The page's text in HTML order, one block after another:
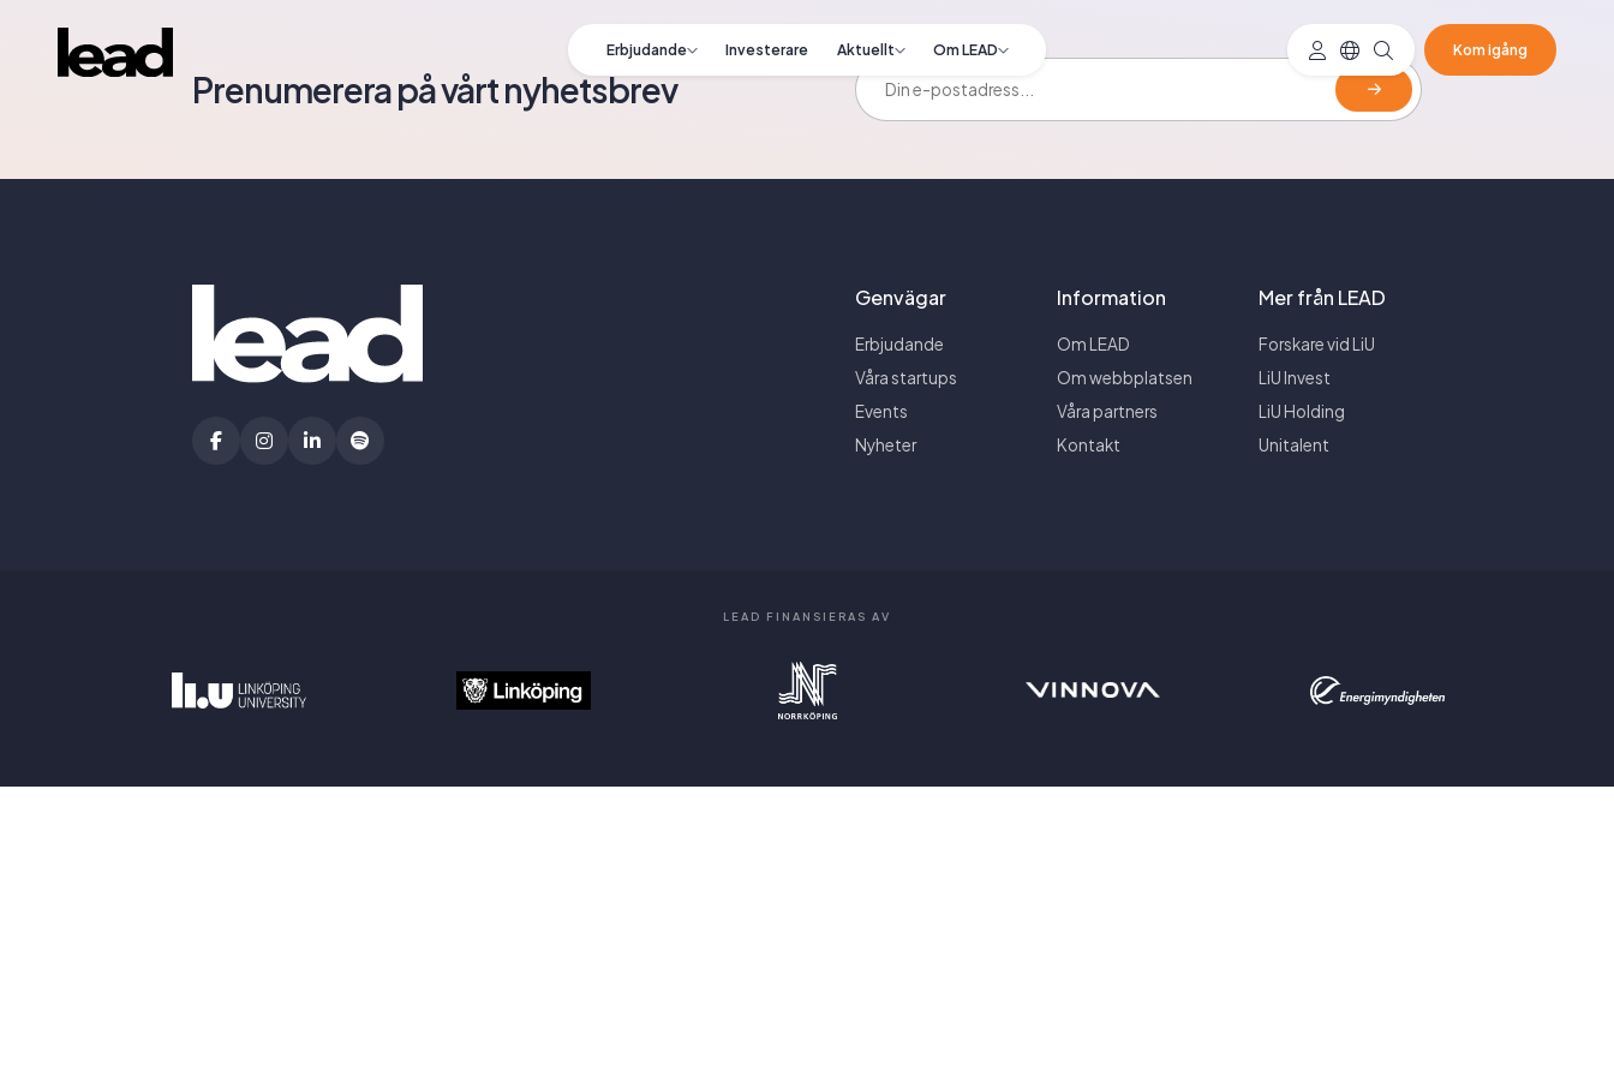
Erbjudande Investerare Aktuellt Om LEAD Kom igång
Prenumerera på vårt nyhetsbrev
Genvägar
Erbjudande
Våra startups
Events
Nyheter
Information
Om LEAD
Om webbplatsen
Våra partners
Kontakt
Mer från LEAD
Forskare vid LiU
LiU Invest
LiU Holding
Unitalent
LEAD FINANSIERAS AV